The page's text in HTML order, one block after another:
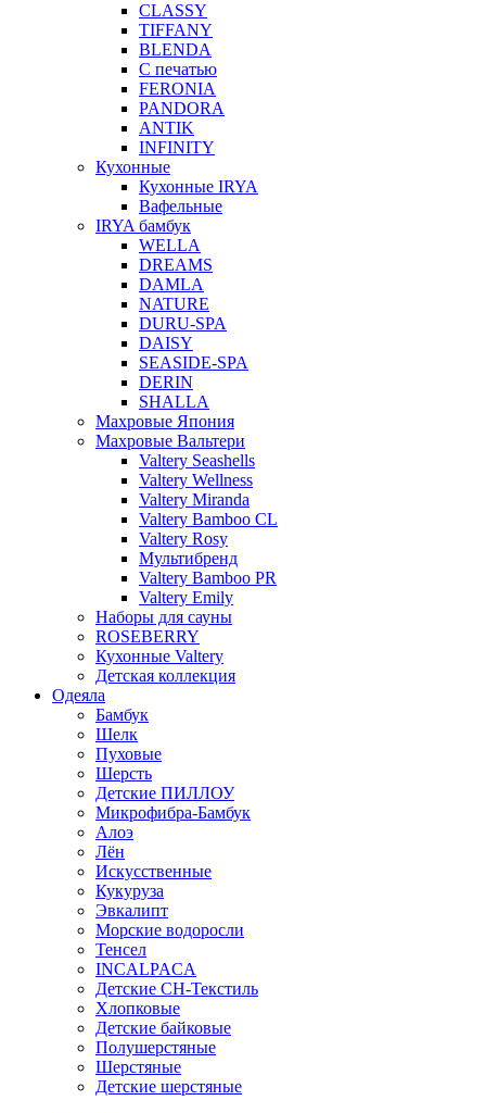
CLASSY
TIFFANY
BLENDA
С печатью
FERONIA
PANDORA
ANTIK
INFINITY
Кухонные
Кухонные IRYA
Вафельные
IRYA бамбук
WELLA
DREAMS
DAMLA
NATURE
DURU-SPA
DAISY
SEASIDE-SPA
DERIN
SHALLA
Махровые Япония
Махровые Вальтери
Valtery Seashells
Valtery Wellness
Valtery Miranda
Valtery Bamboo CL
Valtery Rosy
Мультибренд
Valtery Bamboo PR
Valtery Emily
Наборы для сауны
ROSEBERRY
Кухонные Valtery
Детская коллекция
Одеяла
Бамбук
Шелк
Пуховые
Шерсть
Детские ПИЛЛОУ
Микрофибра-Бамбук
Алоэ
Лён
Искусственные
Кукуруза
Эвкалипт
Морские водоросли
Тенсел
INCALPACA
Детские СН-Текстиль
Хлопковые
Детские байковые
Полушерстяные
Шерстяные
Детские шерстяные